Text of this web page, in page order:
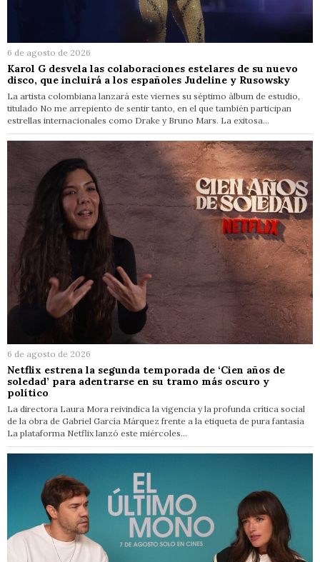
6 de agosto de 2026
Karol G desvela las colaboraciones estelares de su nuevo
disco, que incluirá a los españoles Judeline y Rusowsky
La artista colombiana lanzará este viernes su séptimo álbum de estudio,
titulado No me arrepiento de sentir tanto, en el que también participan
estrellas internacionales como Drake y Bruno Mars. La exitosa…
6 de agosto de 2026
Netflix estrena la segunda temporada de ‘Cien años de
soledad’ para adentrarse en su tramo más oscuro y
político
La directora Laura Mora reivindica la vigencia y la profunda crítica social
de la obra de Gabriel García Márquez frente a la etiqueta de pura fantasía
La plataforma Netflix lanzó este miércoles…